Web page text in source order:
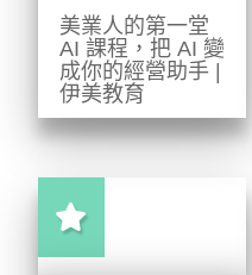
美業人的第一堂
AI 課程，把 AI 變
成你的經營助手 |
伊美教育
伊美教育美業 AI
小時實體實作
課，帶你完成品